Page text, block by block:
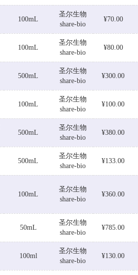
100mL
圣尔生物
share-bio
¥70.00
100mL
圣尔生物
share-bio
¥80.00
500mL
圣尔生物
share-bio
¥300.00
100mL
圣尔生物
share-bio
¥100.00
500mL
圣尔生物
share-bio
¥380.00
500mL
圣尔生物
share-bio
¥133.00
100mL
圣尔生物
share-bio
¥360.00
50mL
圣尔生物
share-bio
¥785.00
100ml
圣尔生物
share-bio
¥130.00